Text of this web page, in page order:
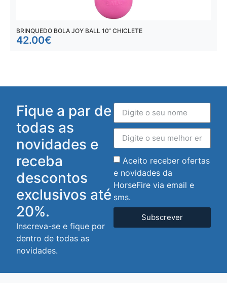
BRINQUEDO BOLA JOY BALL 10“ CHICLETE
42.00€
Fique a par de
todas as
novidades e
receba
descontos
exclusivos até
20%.
Inscreva-se e fique por
dentro de todas as
novidades.
Aceito receber ofertas
e novidades da
HorseFire via email e
sms.
Subscrever